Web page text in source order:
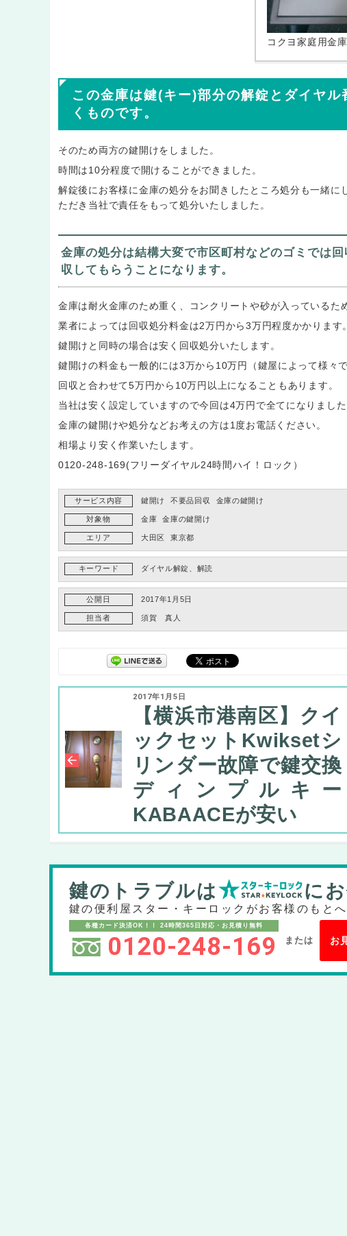
コクヨ家庭用金
この金庫は鍵(キー)部分の解錠とダイヤ
くものです。
そのため両方の鍵開けをしました。
時間は10分程度で開けることができました。
解錠後にお客様に金庫の処分をお聞きしたところ処分も一緒
ただき当社で責任をもって処分いたしました。
金庫の処分は結構大変で市区町村などのゴミでは
収してもらうことになります。
金庫は耐火金庫のため重く、コンクリートや砂が入っているた
業者によっては回収処分料金は2万円から3万円程度かかります
鍵開けと同時の場合は安く回収処分いたします。
鍵開けの料金も一般的には3万から10万円（鍵屋によって様々で
回収と合わせて5万円から10万円以上になることもあります。
当社は安く設定していますので今回は4万円で全てになりました
金庫の鍵開けや処分などお考えの方は1度お電話ください。
相場より安く作業いたします。
0120-248-169(フリーダイヤル24時間ハイ！ロック）
サービス内容 鍵開け 不要品回収 金庫の鍵開け
対象物 金庫 金庫の鍵開け
エリア 大田区 東京都
キーワード ダイヤル解錠、解読
公開日 2017年1月5日
担当者 須賀 真人
2017年1月5日
【横浜市港南区】クイ
ックセットKwiksetシ
リンダー故障で鍵交換
ディンプルキー
KABAACEが安い
鍵のトラブルは に
鍵の便利屋スター・キーロックがお客様のもと
各種カード決済OK！！ 24時間365日対応・お見積り無料
0120-248-169 または お